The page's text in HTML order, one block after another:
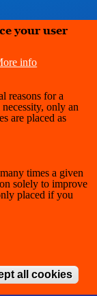
DANSE
your user
info
reasons for a
only an
are placed as
times a given
solely to improve
placed if you
all cookies